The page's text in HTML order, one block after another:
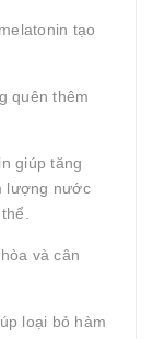
tạo
quên thêm
giúp tăng
lượng nước
và cân
loại bỏ hàm